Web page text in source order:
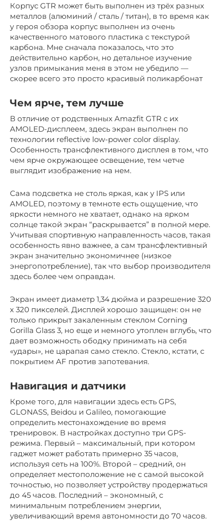
Корпус GTR может быть выполнен из трёх разных
металлов (алюминий / сталь / титан), в то время как
у героя обзора корпус выполнен из очень
качественного матового пластика с текстурой
карбона. Мне сначала показалось, что это
действительно карбон, но детальное изучение
узлов примыкания меня в этом не убедило —
скорее всего это просто красивый поликарбонат
Чем ярче, тем лучше
В отличие от родственных Amazfit GTR с их
AMOLED-дисплеем, здесь экран выполнен по
технологии reflective low-power color display.
Особенность трансфлективного дисплея в том, что
чем ярче окружающее освещение, тем четче
выглядит изображение на нем.
Сама подсветка не столь яркая, как у IPS или
AMOLED, поэтому в темноте есть ощущение, что
яркости немного не хватает, однако на ярком
солнце такой экран “раскрывается” в полной мере.
Учитывая спортивную направленность часов, такая
особенность явно важнее, а сам трансфлективный
экран значительно экономичнее (низкое
энергопотребление), так что выбор производителя
здесь более чем оправдан.
Экран имеет диаметр 1,34 дюйма и разрешение 320
х 320 пикселей. Дисплей хорошо защищен: он не
только прикрыт закаленным стеклом Corning
Gorilla Glass 3, но еще и немного утоплен вглубь, что
дает возможность ободку принимать на себя
«удары», не царапая само стекло. Стекло, кстати, с
покрытием AF против запотевания.
Навигация и датчики
Кроме того, для навигации здесь есть GPS,
GLONASS, Beidou и Galileo, помогающие
определить местонахождение во время
тренировок. В настройках доступно три GPS-
режима. Первый – максимальный, при котором
гаджет может работать примерно 35 часов,
используя сеть на 100%. Второй – средний, он
определяет местоположение не с самой высокой
точностью, но позволяет устройству продержаться
до 45 часов. Последний – экономный, с
минимальным потреблением энергии,
увеличивающий время автономности до 70 часов.